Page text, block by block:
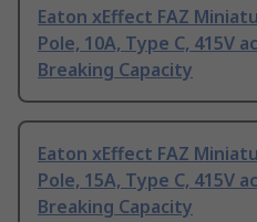
Eaton xEffect FAZ
Pole, 10A, Type C, 415V
Breaking Capacity
Eaton xEffect FAZ
Pole, 15A, Type C, 415V
Breaking Capacity